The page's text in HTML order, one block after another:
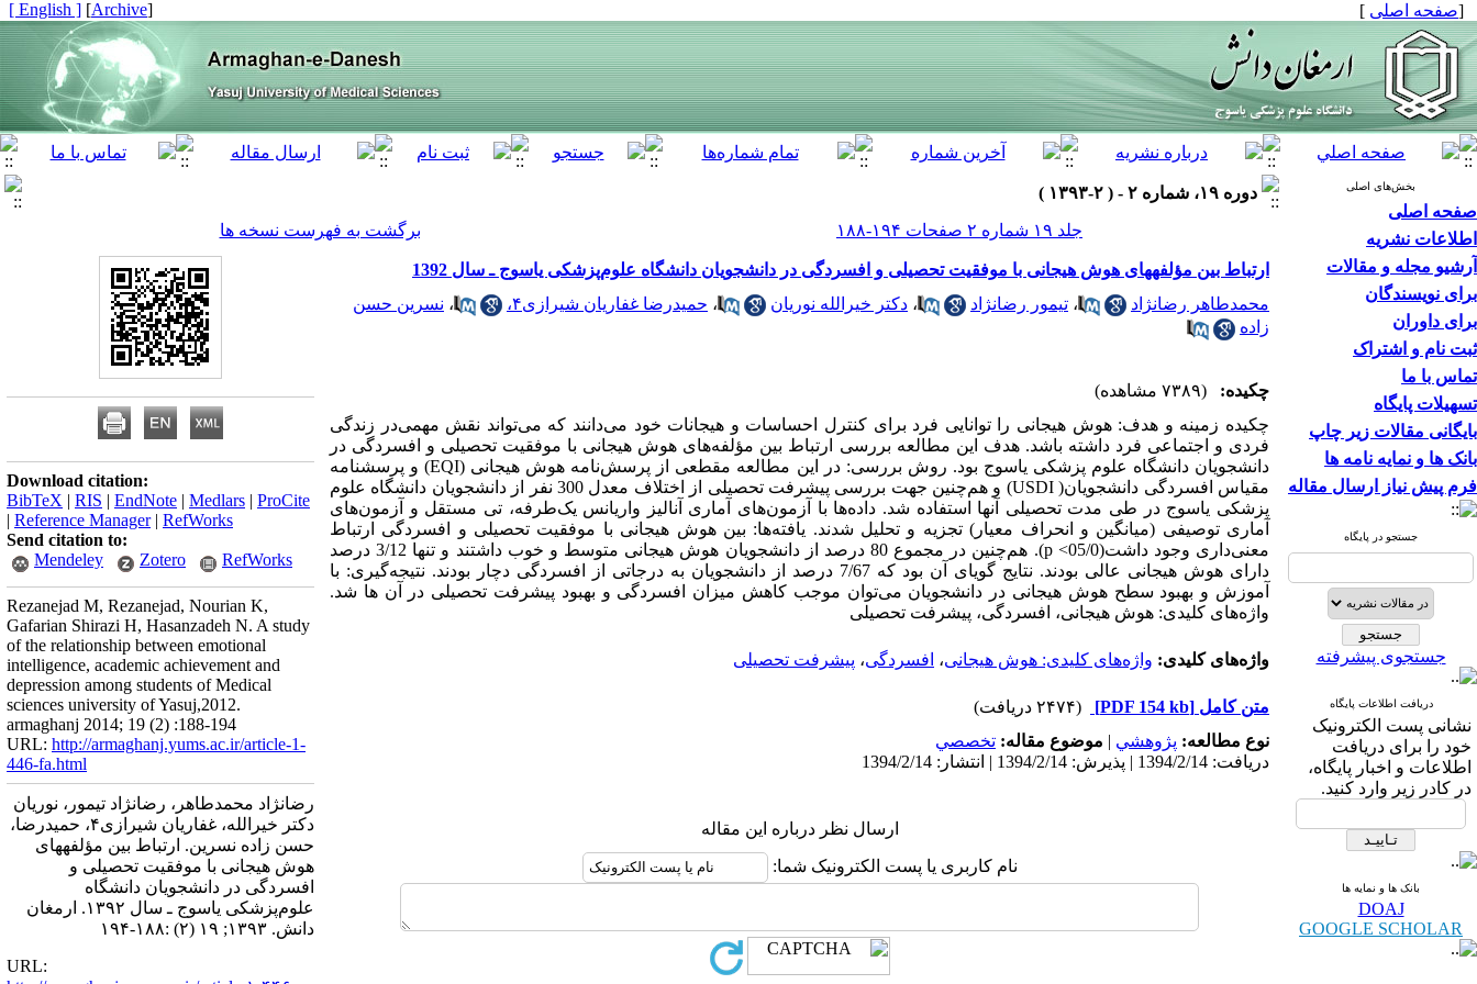
[صفحه اصلی ]
[
Archive
]
[ English ]
بخش‌های اصلی
صفحه اصلی
اطلاعات نشریه
آرشیو مجله و مقالات
برای نویسندگان
برای داوران
ثبت نام و اشتراک
تماس با ما
تسهیلات پایگاه
بایگانی مقالات زیر چاپ
بانک ها و نمایه نامه ها
فرم پیش نیاز ارسال مقاله
جستجو در پایگاه
جستجوی پیشرفته
دریافت اطلاعات پایگاه
نشانی پست الکترونیک
خود را برای دریافت
اطلاعات و اخبار پایگاه،
در کادر زیر وارد کنید.
بانک ها و نمایه ها
DOAJ
GOOGLE SCHOLAR
دوره ۱۹، شماره ۲ - ( ۲-۱۳۹۳ )
جلد ۱۹ شماره ۲ صفحات ۱۹۴-۱۸۸
برگشت به فهرست نسخه ها
ارتباط بین مؤلفههای هوش هیجانی با موفقیت تحصیلی و افسردگی در دانشجویان دانشگاه علوم‌پزشکی یاسوج ـ سال 1392
محمدطاهر رضانژاد
، تیمور رضانژاد ، دکتر خیرالله نوریان ، حمیدرضا غفاریان شیرازی۴، ، نسرین حسن
زاده
چکیده:
(۷۳۸۹ مشاهده)
چکیده زمینه و هدف: هوش هیجانی را توانایی فرد برای کنترل احساسات و هیجانات خود می‌دانند که می‌تواند نقش مهمی‌در زندگی
فردی و اجتماعی فرد داشته باشد. هدف این مطالعه بررسی ارتباط بین مؤلفه‌های هوش هیجانی با موفقیت تحصیلی و افسردگی در
دانشجویان دانشگاه علوم پزشکی یاسوج بود. روش بررسی: در این مطالعه مقطعی از پرسش‌نامه هوش هیجانی (EQI) و پرسشنامه
مقیاس افسردگی دانشجویان( USDI) و هم‌چنین جهت بررسی پیشرفت تحصیلی از اختلاف معدل 300 نفر از دانشجویان دانشگاه علوم
پزشکی یاسوج در طی مدت تحصیلی آنها استفاده شد. داده‌ها با آزمون‌های آماری آنالیز واریانس یک‌طرفه، تی مستقل و آزمون‌های
آماری توصیفی (میانگین و انحراف معیار) تجزیه و تحلیل شدند. یافته‌ها: بین هوش هیجانی با موفقیت تحصیلی و افسردگی ارتباط
معنی‌داری وجود داشت(05/0> p). هم‌چنین در مجموع 80 درصد از دانشجویان هوش هیجانی متوسط و خوب داشتند و تنها 3/12 درصد
دارای هوش هیجانی عالی بودند. نتایج گویای آن بود که 7/67 درصد از دانشجویان به درجاتی از افسردگی دچار بودند. نتیجه‌گیری: با
آموزش و بهبود سطح هوش هیجانی در دانشجویان می‌توان موجب کاهش میزان افسردگی و بهبود پیشرفت تحصیلی در آن ها شد.
واژه‌های کلیدی: هوش هیجانی، افسردگی، پیشرفت تحصیلی
واژه‌های کلیدی: واژه‌های کلیدی: هوش هیجانی، افسردگی، پیشرفت تحصیلی
متن کامل [PDF 154 kb]
(۲۴۷۴ دریافت)
نوع مطالعه: پژوهشي | موضوع مقاله: تخصصي
دریافت: 1394/2/14 | پذیرش: 1394/2/14 | انتشار: 1394/2/14
ارسال نظر درباره این مقاله
نام کاربری یا پست الکترونیک شما:
Download citation:
BibTeX | RIS | EndNote | Medlars | ProCite
| Reference Manager| RefWorks
Send citation to:
Mendeley
Zotero RefWorks
Rezanejad M, Rezanejad, Nourian K,
Gafarian Shirazi H, Hasanzadeh N. A study
of the relationship between emotional
intelligence, academic achievement and
depression among students of Medical
sciences university of Yasuj,2012.
armaghanj 2014; 19 (2) :188-194
URL: http://armaghanj.yums.ac.ir/article-1-
446-fa.html
رضانژاد محمدطاهر، رضانژاد تیمور، نوریان
دکتر خیرالله، غفاریان شیرازی۴، حمیدرضا،
حسن زاده نسرین. ارتباط بین مؤلفههای
هوش هیجانی با موفقیت تحصیلی و
افسردگی در دانشجویان دانشگاه
علوم‌پزشکی یاسوج ـ سال ۱۳۹۲. ارمغان
دانش. ۱۳۹۳; ۱۹ (۲) :۱۸۸-۱۹۴
URL: